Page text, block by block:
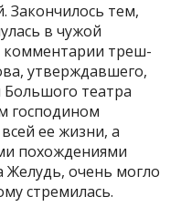
Закончилось тем,
в чужой
комментарии треш-
утверждавшего,
театра
господином
ее жизни, а
похождениями
очень могло
стремилась.